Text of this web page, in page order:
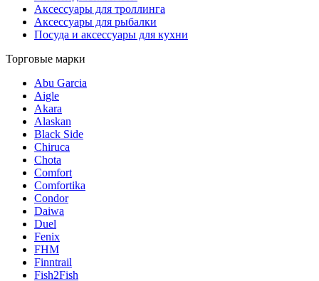
Аксессуары для троллинга
Аксессуары для рыбалки
Посуда и аксессуары для кухни
Торговые марки
Abu Garcia
Aigle
Akara
Alaskan
Black Side
Chiruca
Chota
Comfort
Comfortika
Condor
Daiwa
Duel
Fenix
FHM
Finntrail
Fish2Fish